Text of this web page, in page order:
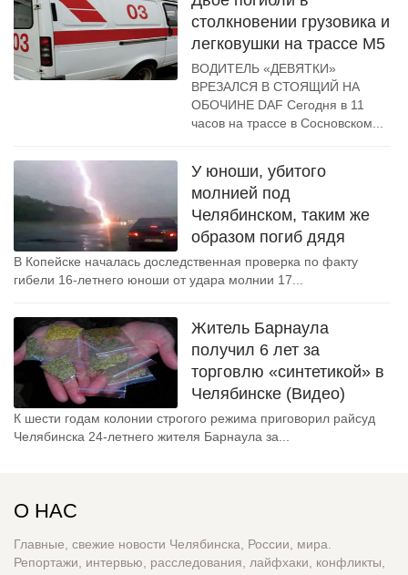
столкновении грузовика и
легковушки на трассе М5
ВОДИТЕЛЬ «ДЕВЯТКИ»
ВРЕЗАЛСЯ В СТОЯЩИЙ НА
ОБОЧИНЕ DAF Сегодня в 11
часов на трассе в Сосновском...
У юноши, убитого
молнией под
Челябинском, таким же
образом погиб дядя
В Копейске началась доследственная проверка по факту
гибели 16-летнего юноши от удара молнии 17...
Житель Барнаула
получил 6 лет за
торговлю «синтетикой» в
Челябинске (Видео)
К шести годам колонии строгого режима приговорил райсуд
Челябинска 24-летнего жителя Барнаула за...
О НАС
Главные, свежие новости Челябинска, России, мира.
Репортажи, интервью, расследования, лайфхаки, конфликты,